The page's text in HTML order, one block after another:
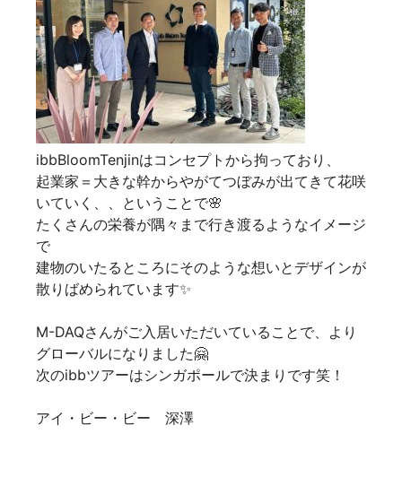
ibbBloomTenjinはコンセプトから拘っており、
起業家＝大きな幹からやがてつぼみが出てきて花咲
いていく、、ということで🌸
たくさんの栄養が隅々まで行き渡るようなイメージ
で
建物のいたるところにそのような想いとデザインが
散りばめられています✨
M-DAQさんがご入居いただいていることで、より
グローバルになりました🤗
次のibbツアーはシンガポールで決まりです笑！
アイ・ビー・ビー 深澤